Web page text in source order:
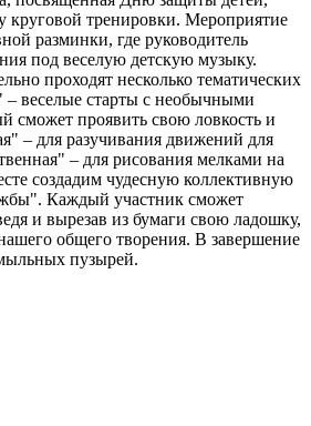
круговой тренировки. Мероприятие
разминки, где руководитель
под веселую детскую музыку.
проходят несколько тематических
веселые старты с необычными
сможет проявить свою ловкость и
– для разучивания движений для
– для рисования мелками на
создадим чудесную коллективную
Каждый участник сможет
и вырезав из бумаги свою ладошку,
общего творения. В завершение
пузырей.